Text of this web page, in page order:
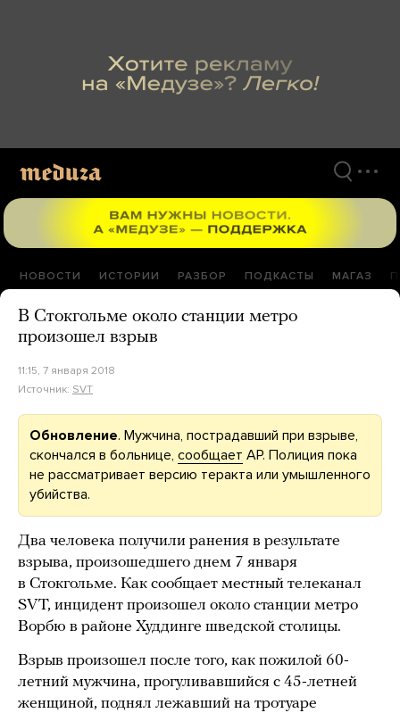
НОВОСТИ ИСТОРИИ РАЗБОР ПОДКАСТЫ МАГАЗ
В Стокгольме около станции метро
произошел взрыв
11:15, 7 января 2018
Источник: SVT
Обновление. Мужчина, пострадавший при взрыве,
скончался в больнице, сообщает АР. Полиция пока
не рассматривает версию теракта или умышленного
убийства.
Два человека получили ранения в результате
взрыва, произошедшего днем 7 января
в Стокгольме. Как сообщает местный телеканал
SVT, инцидент произошел около станции метро
Ворбю в районе Худдинге шведской столицы.
Взрыв произошел после того, как пожилой 60-
летний мужчина, прогуливавшийся с 45-летней
женщиной, поднял лежавший на тротуаре